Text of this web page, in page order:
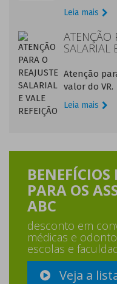
Leia mais
ATENÇÃO
SALARIAL
Atenção
valor do VR.
Leia mais
BENEFÍCIOS
PARA OS
ABC
desconto em
médicas e
escolas e
Veja a